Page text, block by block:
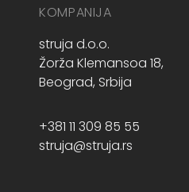
KOMPANIJA
struja d.o.o.
Žorža Klemansoa 18,
Beograd, Srbija
+381 11 309 85 55
struja@struja.rs